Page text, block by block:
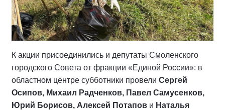
К акции присоединились и депутаты Смоленского
городского Совета от фракции «Единой России»: в
областном центре субботники провели Сергей
Осипов, Михаил Радченков, Павел Самусенков,
Юрий Борисов, Алексей Потапов и Наталья